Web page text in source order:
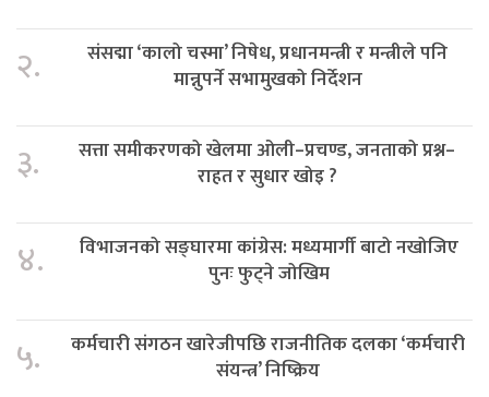
२.
संसद्मा ‘कालो चस्मा’ निषेध, प्रधानमन्त्री र मन्त्रीले पनि
मान्नुपर्ने सभामुखको निर्देशन
३.
सत्ता समीकरणको खेलमा ओली–प्रचण्ड, जनताको प्रश्न–
राहत र सुधार खोइ ?
४.
विभाजनको सङ्घारमा कांग्रेस: मध्यमार्गी बाटो नखोजिए
पुनः फुट्ने जोखिम
५.
कर्मचारी संगठन खारेजीपछि राजनीतिक दलका ‘कर्मचारी
संयन्त्र’ निष्क्रिय